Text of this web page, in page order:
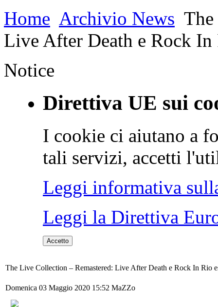
Home Archivio News
Live After Death e Rock
Notice
Direttiva UE sui
I cookie ci aiutano a
tali servizi, accetti
Leggi informativa
Leggi la Direttiva
Accetto
The Live Collection – Remastered: Live After Death e Rock In Rio
Domenica 03 Maggio 2020 15:52 MaZZo